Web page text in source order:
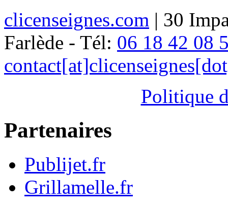
clicenseignes.com | 30
Farlède - Tél: 06 18 42 08
Politique
Partenaires
Publijet.fr
Grillamelle.fr